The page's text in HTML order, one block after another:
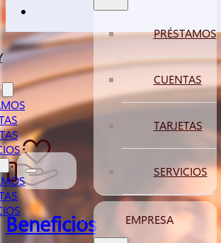
PRÉSTAMOS
CUENTAS
TARJETAS
SERVICIOS
EMPRESA
Beneficios